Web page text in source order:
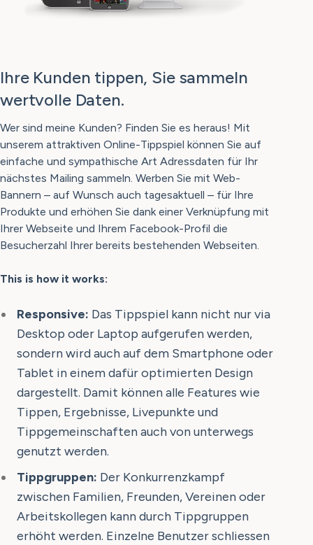
Ihre Kunden tippen, Sie sammeln
wertvolle Daten.
Wer sind meine Kunden? Finden Sie es heraus! Mit
unserem attraktiven Online-Tippspiel können Sie auf
einfache und sympathische Art Adressdaten für Ihr
nächstes Mailing sammeln. Werben Sie mit Web-
Bannern – auf Wunsch auch tagesaktuell – für Ihre
Produkte und erhöhen Sie dank einer Verknüpfung mit
Ihrer Webseite und Ihrem Facebook-Profil die
Besucherzahl Ihrer bereits bestehenden Webseiten.
This is how it works:
Responsive: Das Tippspiel kann nicht nur via
Desktop oder Laptop aufgerufen werden,
sondern wird auch auf dem Smartphone oder
Tablet in einem dafür optimierten Design
dargestellt. Damit können alle Features wie
Tippen, Ergebnisse, Livepunkte und
Tippgemeinschaften auch von unterwegs
genutzt werden.
Tippgruppen: Der Konkurrenzkampf
zwischen Familien, Freunden, Vereinen oder
Arbeitskollegen kann durch Tippgruppen
erhöht werden. Einzelne Benutzer schliessen